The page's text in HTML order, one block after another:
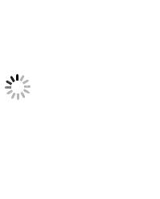
рухомих